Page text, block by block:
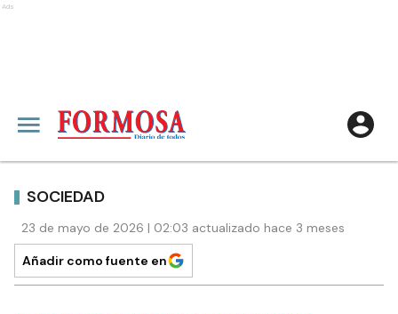
Ads
SOCIEDAD
23 de mayo de 2026 | 02:03 actualizado hace 3 meses
Añadir como fuente en